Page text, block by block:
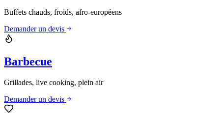
Buffets chauds, froids, afro-européens
Demander un devis
Barbecue
Grillades, live cooking, plein air
Demander un devis